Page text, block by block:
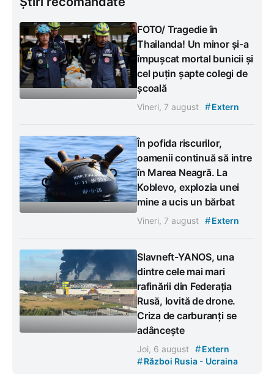
FOTO/ Tragedie în
Thailanda! Un minor și-a
împușcat mortal bunicii și
cel puțin șapte colegi de
școală
Vineri, 7 august #Extern
În pofida riscurilor,
oamenii continuă să intre
în Marea Neagră. La
Koblevo, explozia unei
mine a ucis un bărbat
Vineri, 7 august #Extern
Slavneft-YANOS, una
dintre cele mai mari
rafinării din Federația
Rusă, lovită de drone.
Criza de carburanți se
adâncește
Joi, 6 august #Extern
#Război Rusia - Ucraina